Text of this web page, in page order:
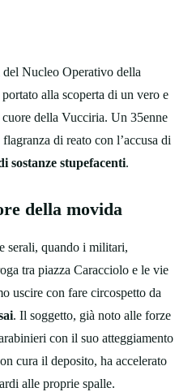
Nucleo Operativo della
alla scoperta di un vero e
cuore della Vucciria. Un 35enne
di reato con l’accusa di
sostanze stupefacenti.
della movida
serali, quando i militari,
tra piazza Caracciolo e le vie
uscire con fare circospetto da
. Il soggetto, già noto alle forze
con il suo atteggiamento
cura il deposito, ha accelerato
alle proprie spalle.